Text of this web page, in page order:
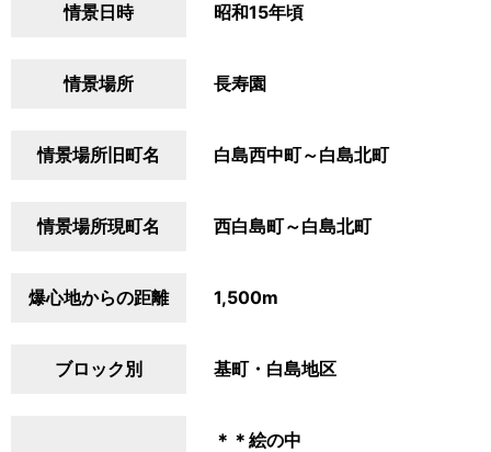
情景日時 昭和15年頃
情景場所 長寿園
情景場所旧町名 白島西中町～白島北町
情景場所現町名 西白島町～白島北町
爆心地からの距離 1,500m
ブロック別 基町・白島地区
＊＊絵の中